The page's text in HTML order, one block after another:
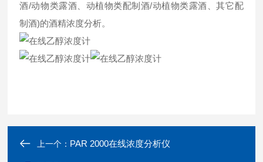
酒/动物类露酒、动植物类配制酒/动植物类露酒、其它配
制酒)的酒精浓度分析。
上一个： PAR 2000在线浓度分析仪